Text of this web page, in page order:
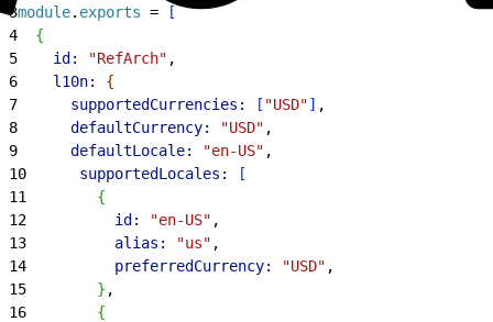
3module. exports =
[
4
{
5
    id:
"RefArch" ,
6
    l10n:
{
7
      supportedCurrencies:
[ "USD"] ,
8
      defaultCurrency:
"USD" ,
9
      defaultLocale:
"en-US" ,
10
      supportedLocales:
[
11
{
12
          id:
"en-US" ,
13
          alias:
"us" ,
14
          preferredCurrency:
"USD" ,
15
} ,
16
{